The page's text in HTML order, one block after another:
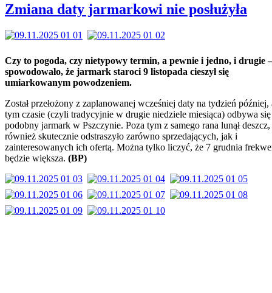
Zmiana daty jarmarkowi nie posłużyła
Czy to pogoda, czy nietypowy termin, a pewnie i jedno, i drugie –
spowodowało, że jarmark staroci 9 listopada cieszył się
umiarkowanym powodzeniem.
Został przełożony z zaplanowanej wcześniej daty na tydzień później,
tym czasie (czyli tradycyjnie w drugie niedziele miesiąca) odbywa się
podobny jarmark w Pszczynie. Poza tym z samego rana lunął
również skutecznie odstraszyło zarówno sprzedających, jak i
zainteresowanych ich ofertą. Można tylko liczyć, że 7 grudnia
będzie większa. (BP)